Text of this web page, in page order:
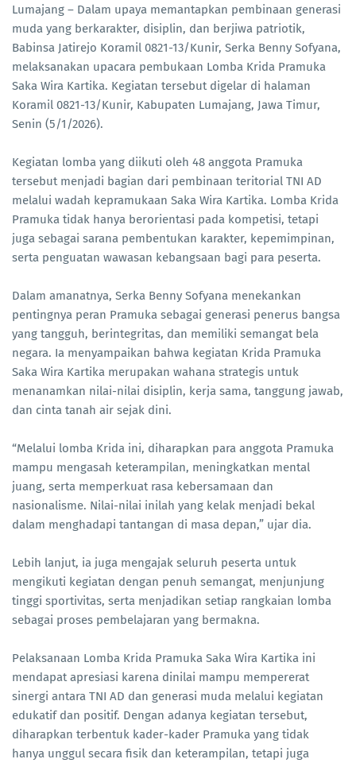
Lumajang – Dalam upaya memantapkan pembinaan generasi
muda yang berkarakter, disiplin, dan berjiwa patriotik,
Babinsa Jatirejo Koramil 0821-13/Kunir, Serka Benny Sofyana,
melaksanakan upacara pembukaan Lomba Krida Pramuka
Saka Wira Kartika. Kegiatan tersebut digelar di halaman
Koramil 0821-13/Kunir, Kabupaten Lumajang, Jawa Timur,
Senin (5/1/2026).
Kegiatan lomba yang diikuti oleh 48 anggota Pramuka
tersebut menjadi bagian dari pembinaan teritorial TNI AD
melalui wadah kepramukaan Saka Wira Kartika. Lomba Krida
Pramuka tidak hanya berorientasi pada kompetisi, tetapi
juga sebagai sarana pembentukan karakter, kepemimpinan,
serta penguatan wawasan kebangsaan bagi para peserta.
Dalam amanatnya, Serka Benny Sofyana menekankan
pentingnya peran Pramuka sebagai generasi penerus bangsa
yang tangguh, berintegritas, dan memiliki semangat bela
negara. Ia menyampaikan bahwa kegiatan Krida Pramuka
Saka Wira Kartika merupakan wahana strategis untuk
menanamkan nilai-nilai disiplin, kerja sama, tanggung jawab,
dan cinta tanah air sejak dini.
“Melalui lomba Krida ini, diharapkan para anggota Pramuka
mampu mengasah keterampilan, meningkatkan mental
juang, serta memperkuat rasa kebersamaan dan
nasionalisme. Nilai-nilai inilah yang kelak menjadi bekal
dalam menghadapi tantangan di masa depan,” ujar dia.
Lebih lanjut, ia juga mengajak seluruh peserta untuk
mengikuti kegiatan dengan penuh semangat, menjunjung
tinggi sportivitas, serta menjadikan setiap rangkaian lomba
sebagai proses pembelajaran yang bermakna.
Pelaksanaan Lomba Krida Pramuka Saka Wira Kartika ini
mendapat apresiasi karena dinilai mampu mempererat
sinergi antara TNI AD dan generasi muda melalui kegiatan
edukatif dan positif. Dengan adanya kegiatan tersebut,
diharapkan terbentuk kader-kader Pramuka yang tidak
hanya unggul secara fisik dan keterampilan, tetapi juga